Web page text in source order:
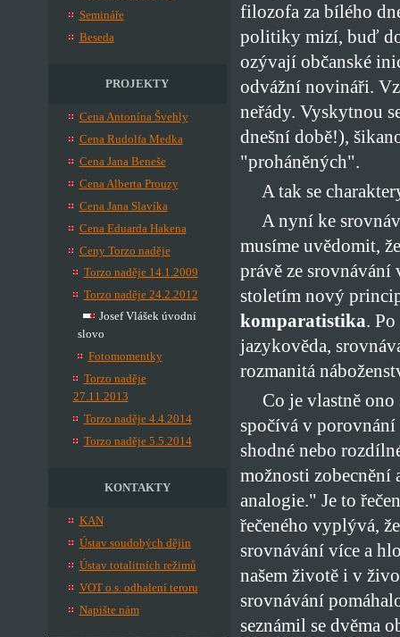
Semináře
Beseda
PROJEKTY
Cena Antonína Švehly
Cena Rudolfa Medka
Cena Jana Beneše
Cena Alberta Prouzy
Cena Jana Slavíka
Cena Eduarda Hakena
Ceny Torzo naděje
Torzo naděje 14.1.2009
Torzo naděje 24.2.2012
Josef Vlášek úvodní
slovo
Fotomomentky
Torzo naděje
27.11.2013
Torzo naděje 4.4.2014
Torzo naděje 5.5.2014
KONTAKTY
KAN
Ústav soudobých dějin
Ústav totalitních režimů
VOT o.s. odhalení teroru
Napište nám
filozofa za bílého
politiky mizí, buď
ozývají občanské
odvážní novináři.
neřády. Vyskytnou
dnešní době!),
"proháněných".
A tak se
A nyní ke
musíme uvědomit,
právě ze
stoletím nový
komparatistika.
jazykověda,
rozmanitá
Co je vlastně ono
spočívá v
shodné nebo
možnosti
analogie." Je to
řečeného vyplývá,
srovnávání více a
našem životě i v
srovnávání
seznámil se dvěma